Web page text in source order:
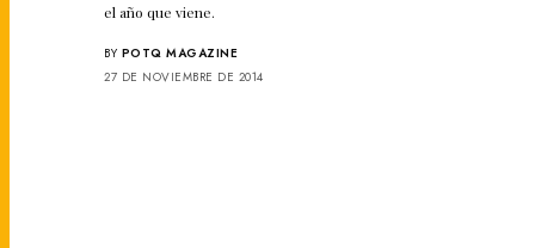
el año que viene.
BY POTQ MAGAZINE
27 DE NOVIEMBRE DE 2014